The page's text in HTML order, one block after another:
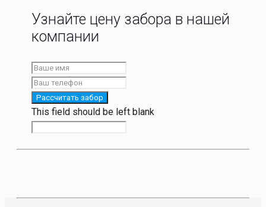
Узнайте цену забора в нашей
компании
Рассчитать забор
This field should be left blank